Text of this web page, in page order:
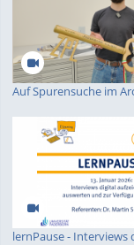
Auf Spurensuche im
lernPause - Interviews